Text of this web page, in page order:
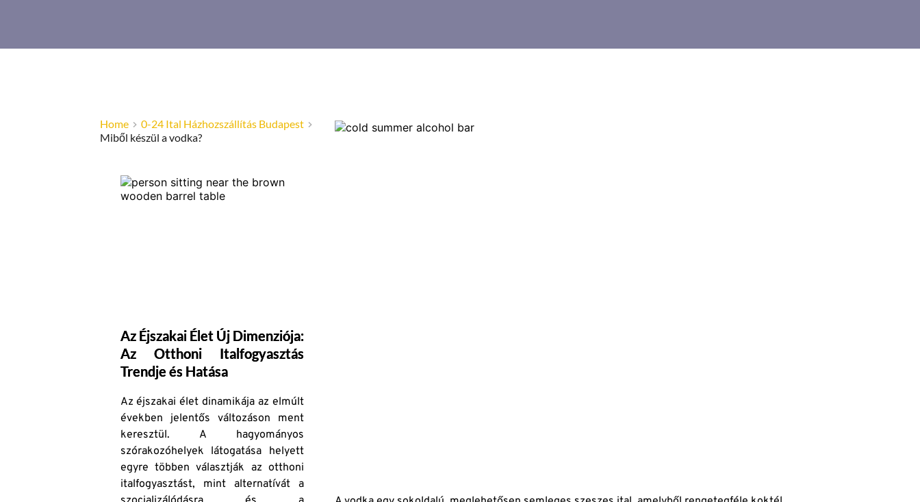
Home
0-24 Ital Házhozszállítás Budapest
Miből készül a vodka?
Az Éjszakai Élet Új Dimenziója:
Az Otthoni Italfogyasztás
Trendje és Hatása
Az éjszakai élet dinamikája az elmúlt
években jelentős változáson ment
keresztül. A hagyományos
szórakozóhelyek látogatása helyett
egyre többen választják az otthoni
italfogyasztást, mint alternatívát a